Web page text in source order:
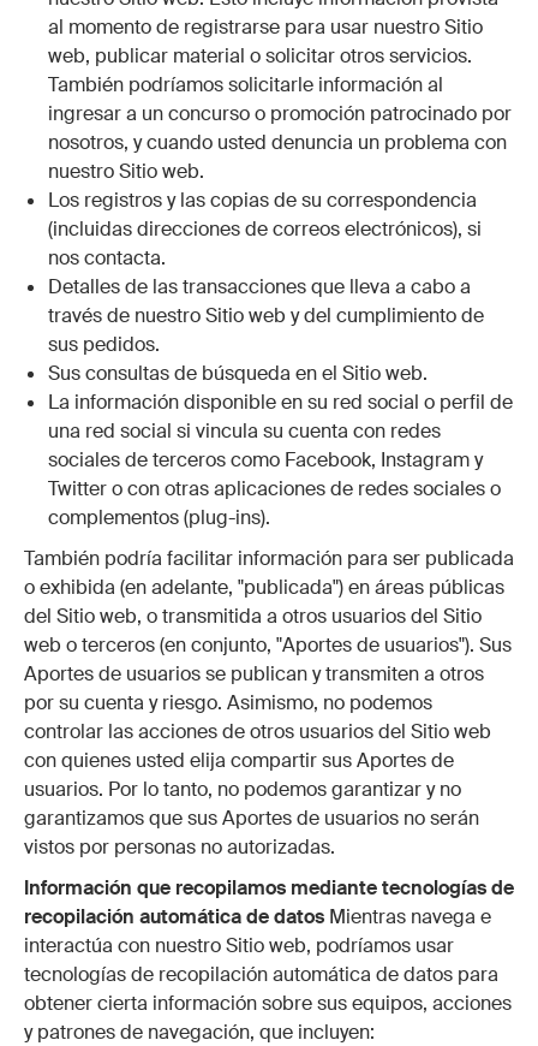
al momento de registrarse para usar nuestro Sitio
web, publicar material o solicitar otros servicios.
También podríamos solicitarle información al
ingresar a un concurso o promoción patrocinado por
nosotros, y cuando usted denuncia un problema con
nuestro Sitio web.
Los registros y las copias de su correspondencia
(incluidas direcciones de correos electrónicos), si
nos contacta.
Detalles de las transacciones que lleva a cabo a
través de nuestro Sitio web y del cumplimiento de
sus pedidos.
Sus consultas de búsqueda en el Sitio web.
La información disponible en su red social o perfil de
una red social si vincula su cuenta con redes
sociales de terceros como Facebook, Instagram y
Twitter o con otras aplicaciones de redes sociales o
complementos (plug-ins).
También podría facilitar información para ser publicada
o exhibida (en adelante, "publicada") en áreas públicas
del Sitio web, o transmitida a otros usuarios del Sitio
web o terceros (en conjunto, "Aportes de usuarios"). Sus
Aportes de usuarios se publican y transmiten a otros
por su cuenta y riesgo. Asimismo, no podemos
controlar las acciones de otros usuarios del Sitio web
con quienes usted elija compartir sus Aportes de
usuarios. Por lo tanto, no podemos garantizar y no
garantizamos que sus Aportes de usuarios no serán
vistos por personas no autorizadas.
Información que recopilamos mediante tecnologías de
recopilación automática de datos Mientras navega e
interactúa con nuestro Sitio web, podríamos usar
tecnologías de recopilación automática de datos para
obtener cierta información sobre sus equipos, acciones
y patrones de navegación, que incluyen: